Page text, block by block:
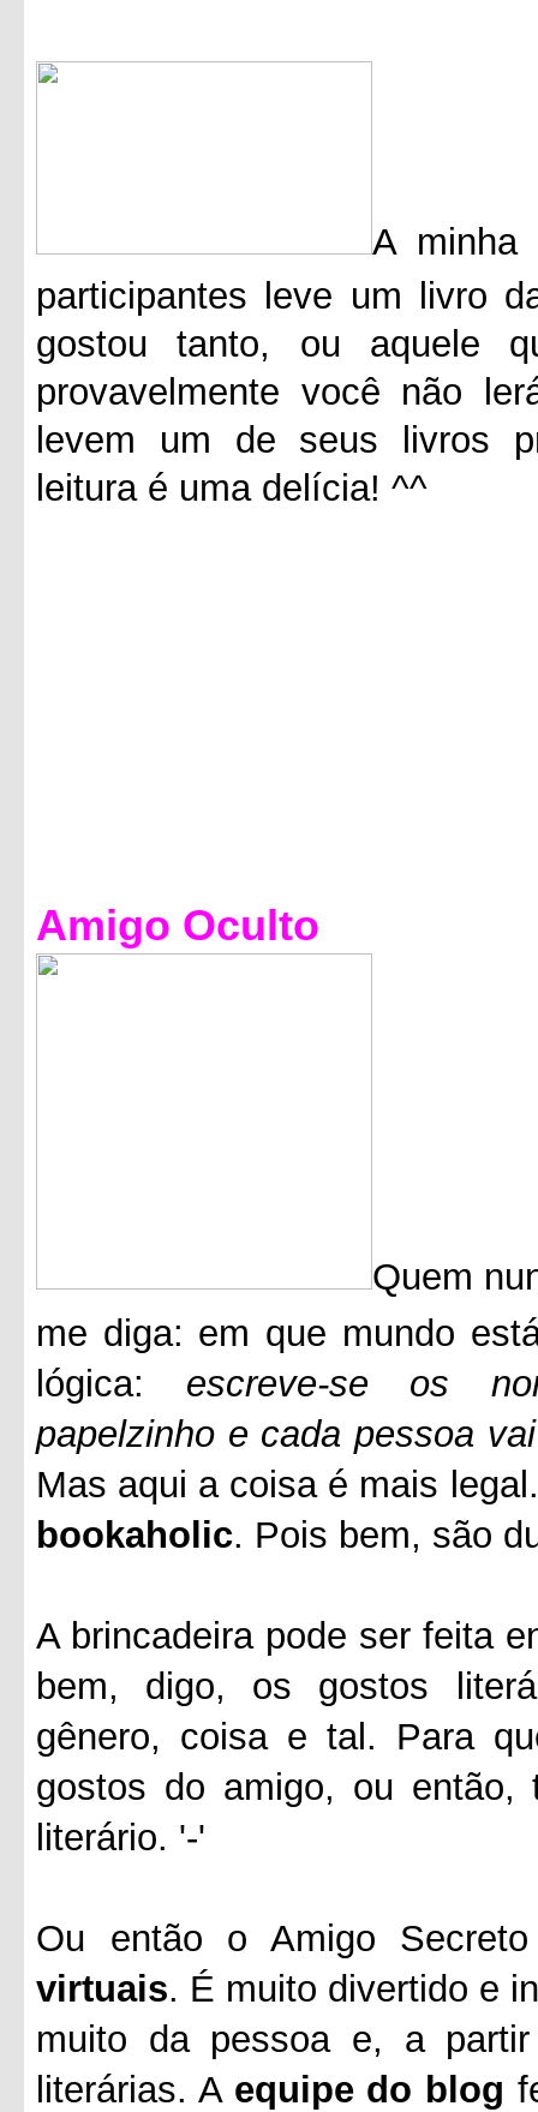
A minha
participantes leve um livro
gostou tanto, ou aquele
provavelmente você não
levem um de seus livros
leitura é uma delícia! ^^
Amigo Oculto
Quem
me diga: em que mundo
lógica: escreve-se os
papelzinho e cada pessoa
Mas aqui a coisa é mais
bookaholic. Pois bem, são
A brincadeira pode ser feita
bem, digo, os gostos
gênero, coisa e tal. Para
gostos do amigo, ou
literário. '-'
Ou então o Amigo
virtuais. É muito divertido e
muito da pessoa e, a
literárias. A equipe do blog